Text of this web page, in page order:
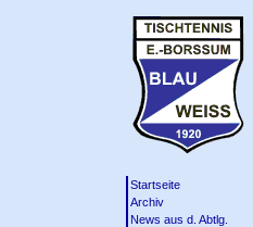
Startseite
Archiv
News aus d. Abtlg.